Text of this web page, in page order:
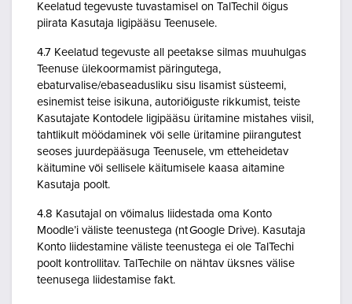
Keelatud tegevuste tuvastamisel on TalTechil õigus
piirata Kasutaja ligipääsu Teenusele.
4.7 Keelatud tegevuste all peetakse silmas muuhulgas
Teenuse ülekoormamist päringutega,
ebaturvalise/ebaseadusliku sisu lisamist süsteemi,
esinemist teise isikuna, autoriõiguste rikkumist, teiste
Kasutajate Kontodele ligipääsu üritamine mistahes viisil,
tahtlikult möödaminek või selle üritamine piirangutest
seoses juurdepääsuga Teenusele, vm etteheidetav
käitumine või sellisele käitumisele kaasa aitamine
Kasutaja poolt.
4.8 Kasutajal on võimalus liidestada oma Konto
Moodle’i väliste teenustega (nt Google Drive). Kasutaja
Konto liidestamine väliste teenustega ei ole TalTechi
poolt kontrollitav. TalTechile on nähtav üksnes välise
teenusega liidestamise fakt.